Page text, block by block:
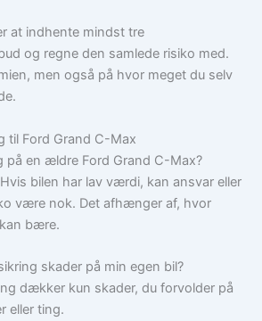
at indhente mindst tre
og regne den samlede risiko med.
men også på hvor meget du selv
til Ford Grand C-Max
på en ældre Ford Grand C-Max?
bilen har lav værdi, kan ansvar eller
være nok. Det afhænger af, hvor
bære.
skader på min egen bil?
dækker kun skader, du forvolder på
eller ting.